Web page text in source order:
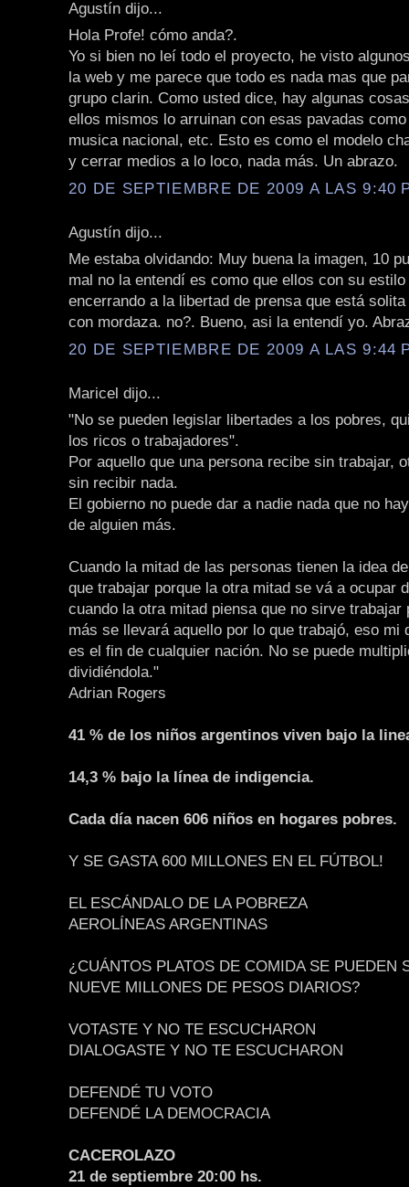
Agustín dijo...
Hola Profe! cómo anda?.
Yo si bien no leí todo el proyecto, he visto
la web y me parece que todo es nada mas que
grupo clarin. Como usted dice, hay algunas
ellos mismos lo arruinan con esas pavadas
musica nacional, etc. Esto es como el modelo
y cerrar medios a lo loco, nada más. Un abrazo.
20 DE SEPTIEMBRE DE 2009 A LAS 9:40
Agustín dijo...
Me estaba olvidando: Muy buena la imagen, 10
mal no la entendí es como que ellos con su
encerrando a la libertad de prensa que está
con mordaza. no?. Bueno, asi la entendí yo.
20 DE SEPTIEMBRE DE 2009 A LAS 9:44
Maricel dijo...
"No se pueden legislar libertades a los pobres,
los ricos o trabajadores".
Por aquello que una persona recibe sin trabajar,
sin recibir nada.
El gobierno no puede dar a nadie nada que no
de alguien más.
Cuando la mitad de las personas tienen la idea
que trabajar porque la otra mitad se vá a ocupar
cuando la otra mitad piensa que no sirve trabajar
más se llevará aquello por lo que trabajó, eso mi
es el fin de cualquier nación. No se puede
dividiéndola."
Adrian Rogers
41 % de los niños argentinos viven bajo la
14,3 % bajo la línea de indigencia.
Cada día nacen 606 niños en hogares pobres.
Y SE GASTA 600 MILLONES EN EL FÚTBOL!
EL ESCÁNDALO DE LA POBREZA
AEROLÍNEAS ARGENTINAS
¿CUÁNTOS PLATOS DE COMIDA SE PUEDEN
NUEVE MILLONES DE PESOS DIARIOS?
VOTASTE Y NO TE ESCUCHARON
DIALOGASTE Y NO TE ESCUCHARON
DEFENDÉ TU VOTO
DEFENDÉ LA DEMOCRACIA
CACEROLAZO
21 de septiembre 20:00 hs.